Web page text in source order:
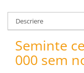
Role Prelungitoare
Polizoare unghiulare
Echipamente auto
Unelte de mana
Scule pneumatice
Descriere
Seminte
000 sem